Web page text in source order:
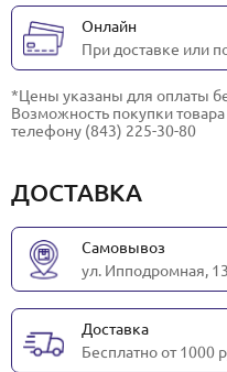
Онлайн
При доставке или
*Цены указаны для оплаты
Возможность покупки
телефону (843) 225-30-80
ДОСТАВКА
Самовывоз
ул. Ипподромная,
Доставка
Бесплатно от 1000